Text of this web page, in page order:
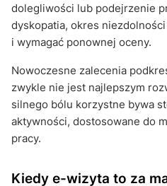
dolegliwości lub podejrzenie
dyskopatia, okres
i wymagać ponownej oceny.
Nowoczesne zalecenia
zwykle nie jest najlepszym
silnego bólu korzystne bywa
aktywności, dostosowane do
pracy.
Kiedy e-wizyta to za